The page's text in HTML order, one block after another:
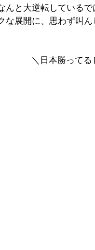
んと大逆転しているで
な展開に、思わず叫ん
＼日本勝って